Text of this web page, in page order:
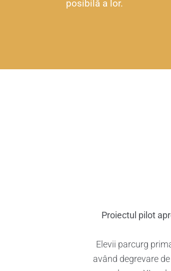
posibilă a lor.
Proiectul pilot
Elevii parcurg
având degrevare